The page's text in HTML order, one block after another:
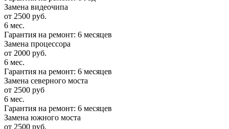
Замена видеочипа
от 2500 руб.
6 мес.
Гарантия на ремонт: 6 месяцев
Замена процессора
от 2000 руб.
6 мес.
Гарантия на ремонт: 6 месяцев
Замена северного моста
от 2500 руб
6 мес.
Гарантия на ремонт: 6 месяцев
Замена южного моста
от 2500 руб.